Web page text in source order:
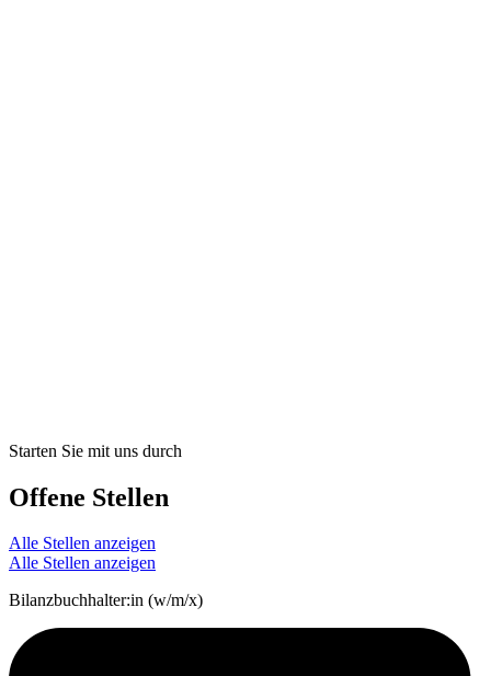
Starten Sie mit uns durch
Offene Stellen
Alle Stellen anzeigen
Alle Stellen anzeigen
Bilanzbuchhalter:in (w/m/x)